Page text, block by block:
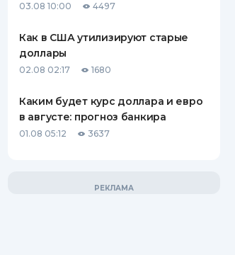
03.08 10:00 4497
Как в США утилизируют старые
доллары
02.08 02:17 1680
Каким будет курс доллара и евро
в августе: прогноз банкира
01.08 05:12 3637